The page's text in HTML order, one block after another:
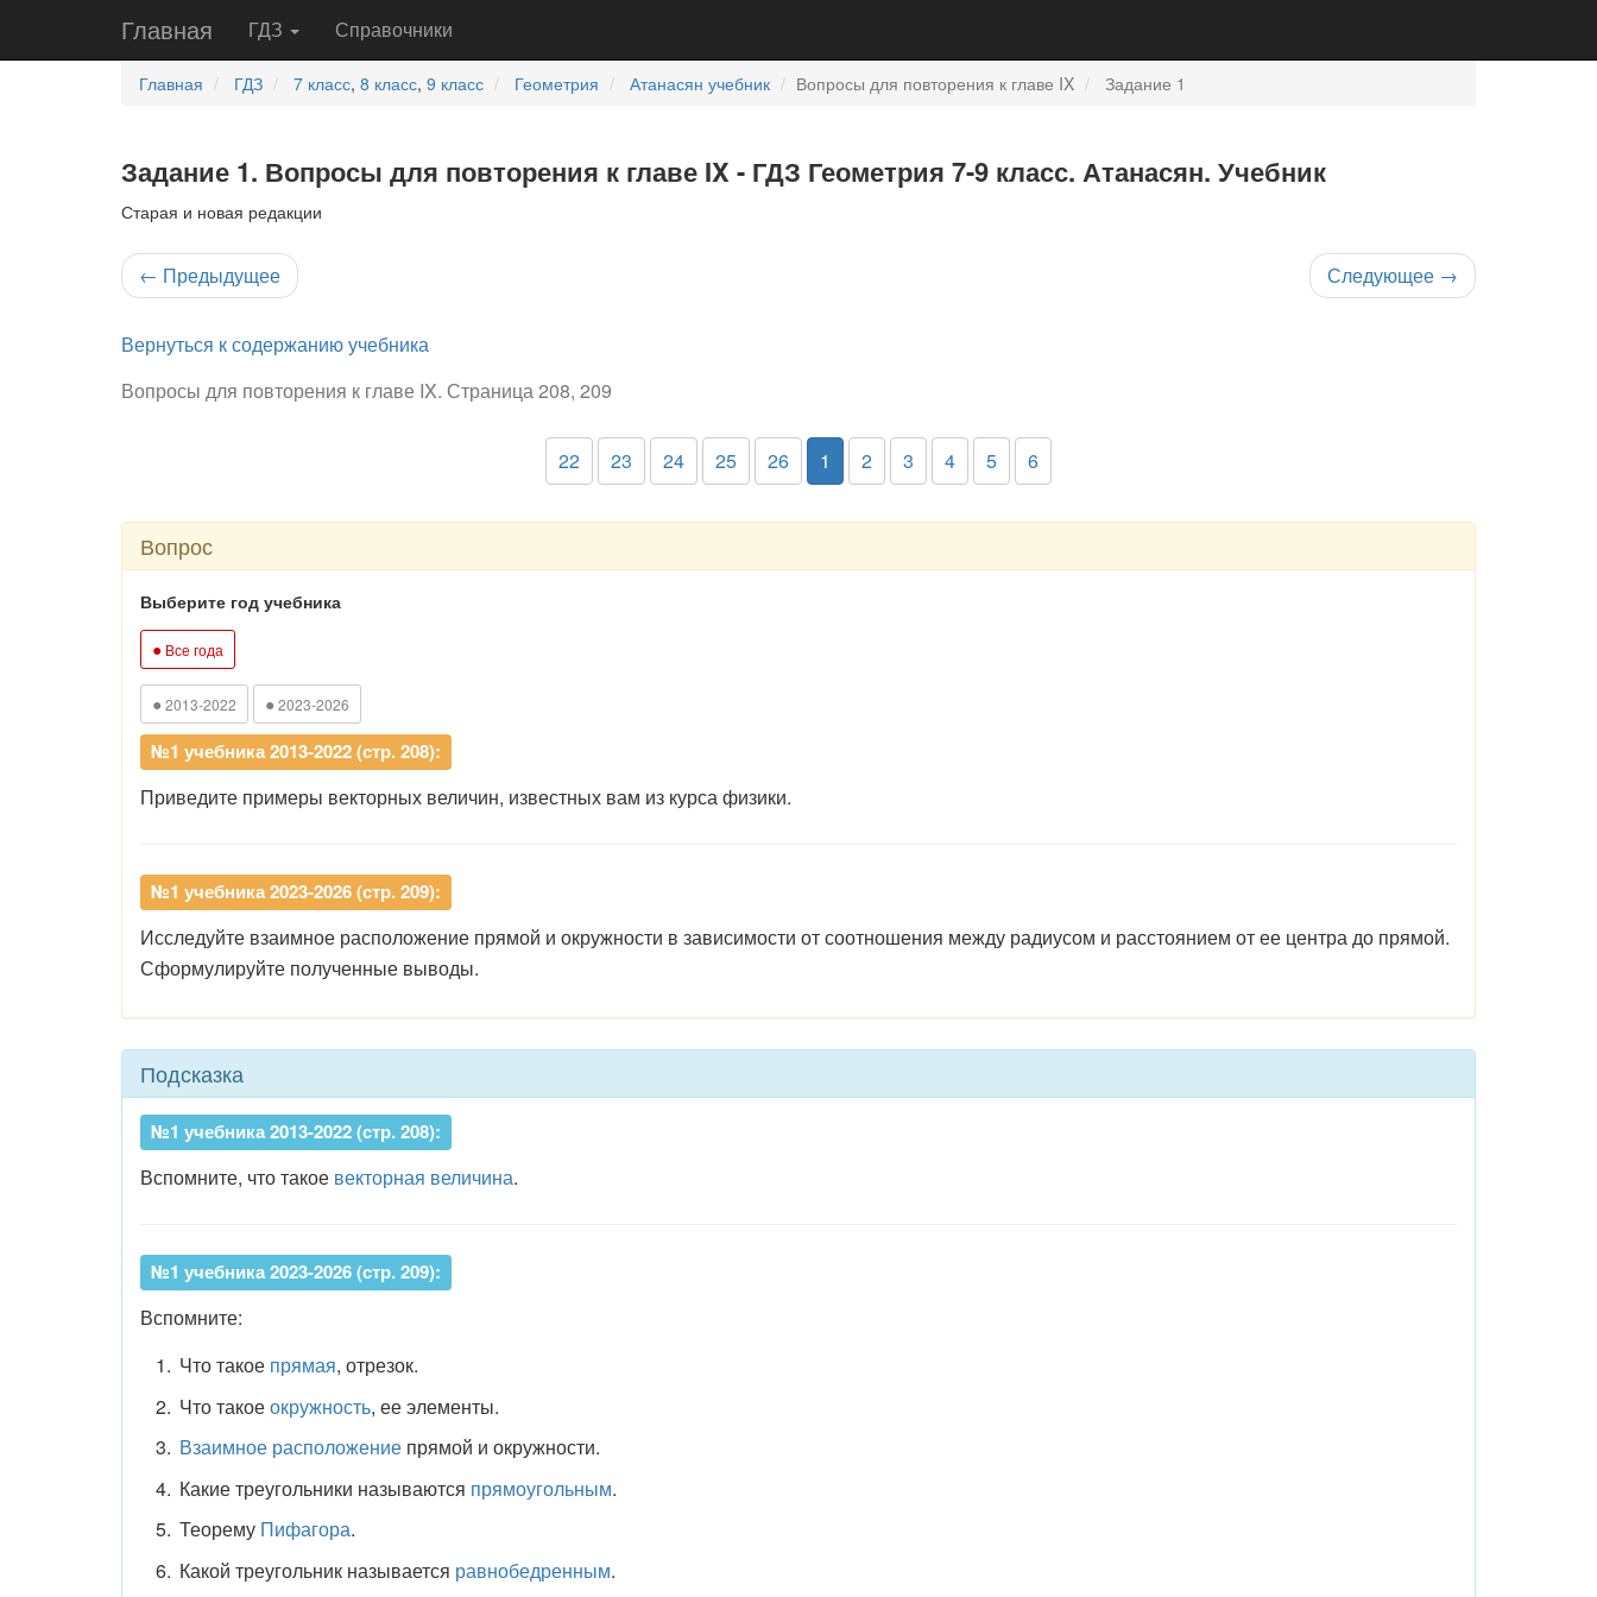
Главная ГДЗ Справочники
Главная ГДЗ 7 класс, 8 класс, 9 класс Геометрия Атанасян учебник Вопросы для повторения к главе IX Задание 1
Задание 1. Вопросы для повторения к главе IX - ГДЗ Геометрия 7-9 класс. Атанасян. Учебник
Старая и новая редакции
← Предыдущее Следующее →
Вернуться к содержанию учебника
Вопросы для повторения к главе IX. Страница 208, 209
22 23 24 25 26 1 2 3 4 5 6
Вопрос
Выберите год учебника
● Все года
● 2013-2022 ● 2023-2026
№1 учебника 2013-2022 (стр. 208):
Приведите примеры векторных величин, известных вам из курса физики.
№1 учебника 2023-2026 (стр. 209):
Исследуйте взаимное расположение прямой и окружности в зависимости от соотношения между радиусом и расстоянием от ее центра до прямой.
Сформулируйте полученные выводы.
Подсказка
№1 учебника 2013-2022 (стр. 208):
Вспомните, что такое векторная величина.
№1 учебника 2023-2026 (стр. 209):
Вспомните:
Что такое прямая, отрезок.
Что такоеокружность, ее элементы.
Взаимное расположениепрямой и окружности.
Какие треугольники называются прямоугольным.
Теорему Пифагора.
Какой треугольник называется равнобедренным.